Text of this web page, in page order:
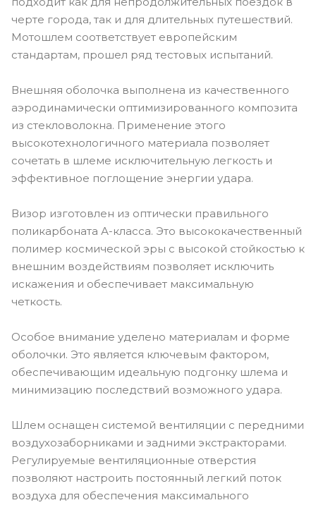
черте города, так и для длительных путешествий.
Мотошлем соответствует европейским
стандартам, прошел ряд тестовых испытаний.
Внешняя оболочка выполнена из качественного
аэродинамически оптимизированного композита
из стекловолокна. Применение этого
высокотехнологичного материала позволяет
сочетать в шлеме исключительную легкость и
эффективное поглощение энергии удара.
Визор изготовлен из оптически правильного
поликарбоната А-класса. Это высококачественный
полимер космической эры с высокой стойкостью к
внешним воздействиям позволяет исключить
искажения и обеспечивает максимальную
четкость.
Особое внимание уделено материалам и форме
оболочки. Это является ключевым фактором,
обеспечивающим идеальную подгонку шлема и
минимизацию последствий возможного удара.
Шлем оснащен системой вентиляции с передними
воздухозаборниками и задними экстракторами.
Регулируемые вентиляционные отверстия
позволяют настроить постоянный легкий поток
воздуха для обеспечения максимального